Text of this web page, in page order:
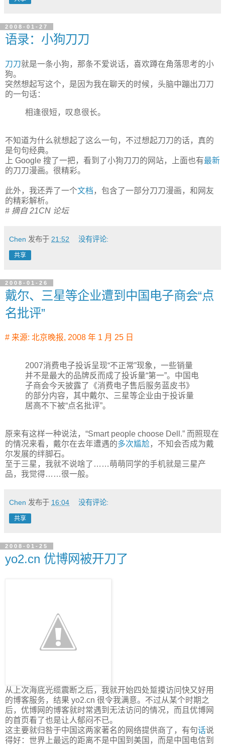
2008-01-27
语录：小狗刀刀
刀刀就是一条小狗，那条不爱说话，喜欢蹲在角落思考的小
狗。
突然想起写这个，是因为我在聊天的时候，头脑中蹦出刀刀
的一句话：
相逢很短，叹息很长。
不知道为什么就想起了这么一句，不过想起刀刀的话，真的
是句句经典。
上 Google 搜了一把，看到了小狗刀刀的网站，上面也有最新
的刀刀漫画。很精彩。
此外，我还弄了一个文档，包含了一部分刀刀漫画，和网友
的精彩解析。
# 摘自 21CN 论坛
Chen 发布于 21:52 没有评论:
共享
2008-01-26
戴尔、三星等企业遭到中国电子商会“点
名批评”
# 来源: 北京晚报, 2008 年 1 月 25 日
2007消费电子投诉呈现“不正常”现象，一些销量
并不是最大的品牌反而成了投诉量“第一”。中国电
子商会今天披露了《消费电子售后服务蓝皮书》
的部分内容，其中戴尔、三星等企业由于投诉量
居高不下被“点名批评”。
原来有这样一种说法，“Smart people choose Dell.” 而照现在
的情况来看，戴尔在去年遭遇的多次尴尬，不知会否成为戴
尔发展的绊脚石。
至于三星，我就不说啥了……萌萌同学的手机就是三星产
品，我觉得……很一般。
Chen 发布于 16:04 没有评论:
共享
2008-01-25
yo2.cn 优博网被开刀了
从上次海底光缆震断之后，我就开始四处踅摸访问快又好用
的博客服务，结果 yo2.cn 很令我满意。不过从某个时期之
后，优博网的博客就时常遇到无法访问的情况，而且优博网
的首页看了也是让人郁闷不已。
这主要就归咎于中国这两家著名的网络提供商了，有句话说
得好：世界上最远的距离不是中国到美国，而是中国电信到